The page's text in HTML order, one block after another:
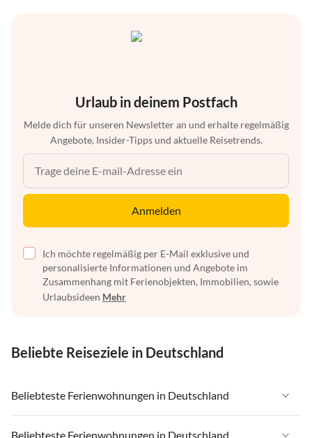
Urlaub in deinem Postfach
Melde dich für unseren Newsletter an und erhalte regelmäßig
Angebote, Insider-Tipps und aktuelle Reisetrends.
Anmelden
Ich möchte regelmäßig per E-Mail exklusive und
personalisierte Informationen und Angebote im
Zusammenhang mit Ferienobjekten, Immobilien, sowie
Urlaubsideen Mehr
Beliebte Reiseziele in Deutschland
Beliebteste Ferienwohnungen in Deutschland
Ferienwohnungen in Deutschland
Beliebteste Ferienwohnungen in Deutschland